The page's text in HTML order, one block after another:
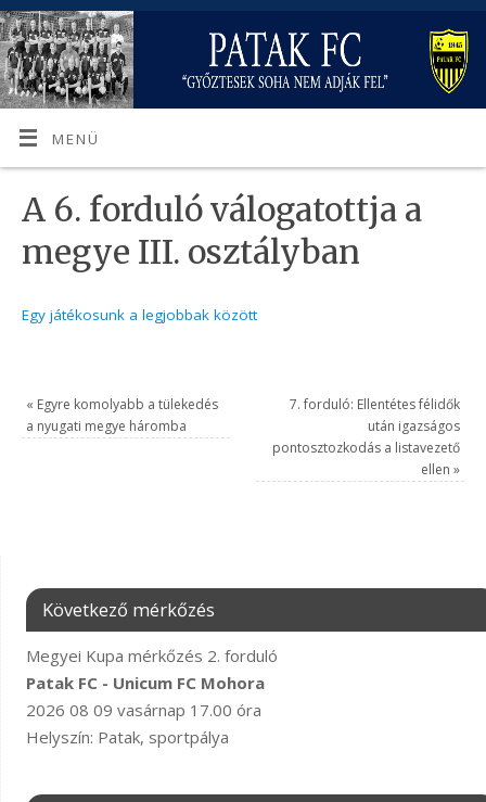
MENÜ
A 6. forduló válogatottja a
megye III. osztályban
Egy játékosunk a legjobbak között
« Egyre komolyabb a tülekedés
a nyugati megye háromba
7. forduló: Ellentétes félidők
után igazságos
pontosztozkodás a listavezető
ellen »
Következő mérkőzés
Megyei Kupa mérkőzés 2. forduló
Patak FC - Unicum FC Mohora
2026 08 09 vasárnap 17.00 óra
Helyszín: Patak, sportpálya